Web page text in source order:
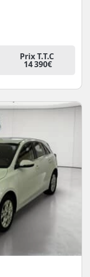
Prix T.T.C
14 390€